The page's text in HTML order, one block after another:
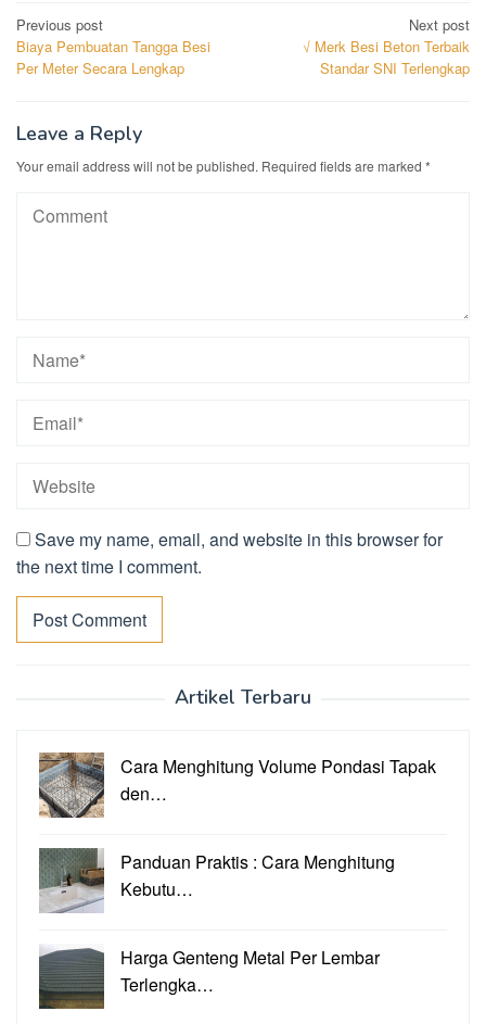
Post
navigation
Previous post
Biaya Pembuatan Tangga Besi
Per Meter Secara Lengkap
Next post
√ Merk Besi Beton Terbaik
Standar SNI Terlengkap
Leave a Reply
Your email address will not be published. Required fields are marked *
Save my name, email, and website in this browser for
the next time I comment.
Artikel Terbaru
Cara Menghitung Volume Pondasi Tapak
den…
Panduan Praktis : Cara Menghitung
Kebutu…
Harga Genteng Metal Per Lembar
Terlengka…